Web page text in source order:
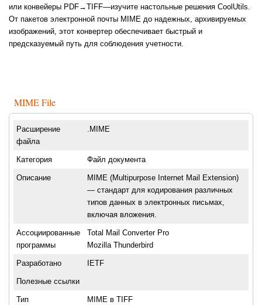
или конвейеры PDF→TIFF—изучите настольные решения CoolUtils.
От пакетов электронной почты MIME до надежных, архивируемых
изображений, этот конвертер обеспечивает быстрый и
предсказуемый путь для соблюдения учетности.
MIME File
Расширение
файла
.MIME
Категория Файл документа
Описание
MIME (Multipurpose Internet Mail Extension)
— стандарт для кодирования различных
типов данных в электронных письмах,
включая вложения.
Ассоциированные
программы
Total Mail Converter Pro
Mozilla Thunderbird
Разработано IETF
Полезные ссылки
Тип
MIME в TIFF